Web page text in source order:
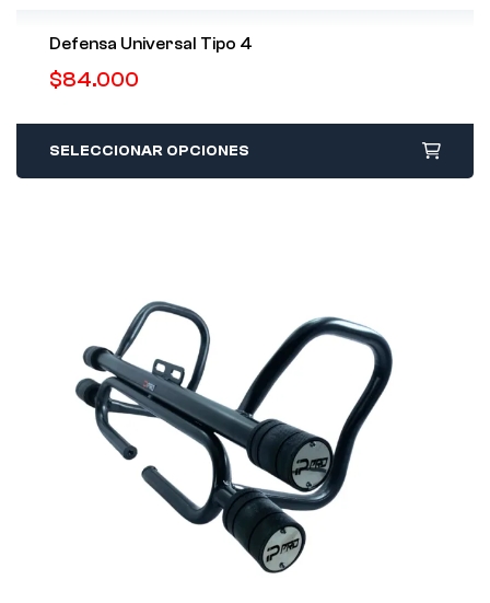
Defensa Universal Tipo 4
$84.000
SELECCIONAR OPCIONES